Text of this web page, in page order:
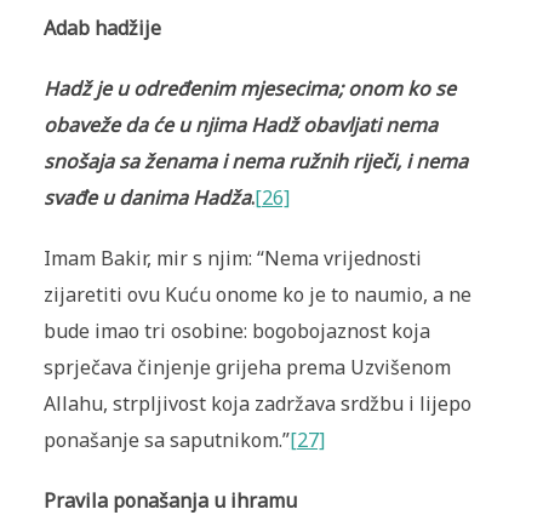
Adab hadžije
Hadž je u određenim mjesecima; onom ko se
obaveže da će u njima Hadž obavljati nema
snošaja sa ženama i nema ružnih riječi, i nema
svađe u danima Hadža.[26]
Imam Bakir, mir s njim: “Nema vrijednosti
zijaretiti ovu Kuću onome ko je to naumio, a ne
bude imao tri osobine: bogobojaznost koja
sprječava činjenje grijeha prema Uzvišenom
Allahu, strpljivost koja zadržava srdžbu i lijepo
ponašanje sa saputnikom.”[27]
Pravila ponašanja u ihramu